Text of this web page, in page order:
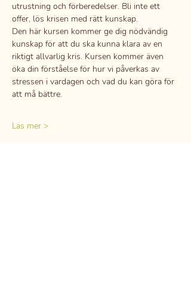
utrustning och förberedelser. Bli inte ett
offer, lös krisen med rätt kunskap.
Den här kursen kommer ge dig nödvändig
kunskap för att du ska kunna klara av en
riktigt allvarlig kris. Kursen kommer även
öka din förståelse för hur vi påverkas av
stressen i vardagen och vad du kan göra för
att må bättre.
Läs mer >